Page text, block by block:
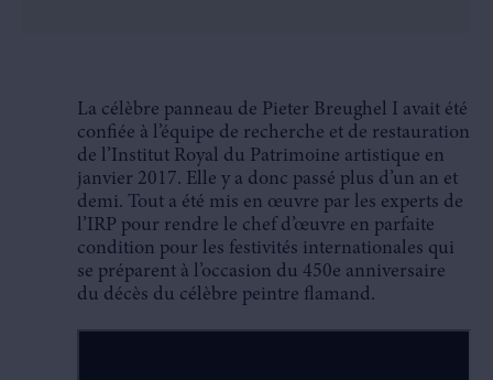
La célèbre panneau de Pieter Breughel I avait été
confiée à l’équipe de recherche et de restauration
de l’Institut Royal du Patrimoine artistique en
janvier 2017. Elle y a donc passé plus d’un an et
demi. Tout a été mis en œuvre par les experts de
l’IRP pour rendre le chef d’œuvre en parfaite
condition pour les festivités internationales qui
se préparent à l’occasion du 450e anniversaire
du décès du célèbre peintre flamand.